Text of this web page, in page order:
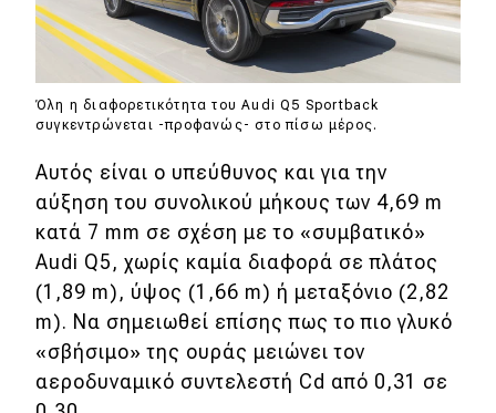
Σταθμοί φόρτισης
Classic
Νέα
Παρουσιάσεις
DRIVE Away
MOTO
Μεταχειρισμένο
Όλη η διαφορετικότητα του Audi Q5 Sportback
συγκεντρώνεται -προφανώς- στο πίσω μέρος.
Αυτός είναι ο υπεύθυνος και για την
αύξηση του συνολικού μήκους των 4,69 m
κατά 7 mm σε σχέση με το «συμβατικό»
Audi Q5, χωρίς καμία διαφορά σε πλάτος
(1,89 m), ύψος (1,66 m) ή μεταξόνιο (2,82
m). Να σημειωθεί επίσης πως το πιο γλυκό
«σβήσιμο» της ουράς μειώνει τον
αεροδυναμικό συντελεστή Cd από 0,31 σε